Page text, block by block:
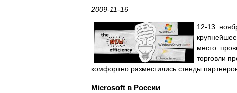
2009-11-16
12-13
место
торговли
комфортно разместились стенды
Microsoft в России